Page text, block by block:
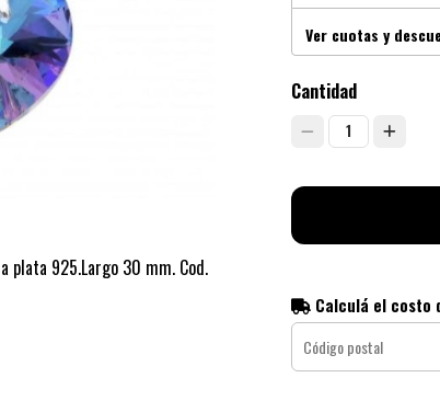
plata 925.Largo 30 mm. Cod.
Ver cuotas y
Cantidad
1
Calculá el costo